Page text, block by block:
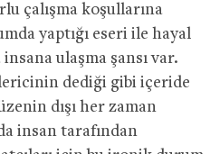
çalışma koşullarına
yaptığı eseri ile hayal
ulaşma şansı var.
dediği gibi içeride
dışı her zaman
insan tarafından